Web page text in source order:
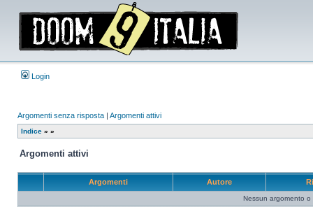
Login
Argomenti senza risposta | Argomenti attivi
Indice » »
Argomenti attivi
Argomenti Autore
Nessun argomento o